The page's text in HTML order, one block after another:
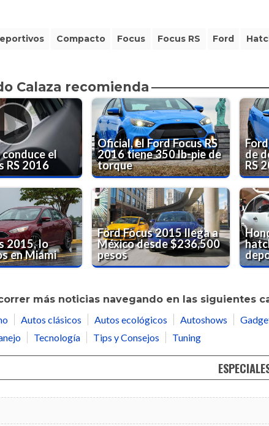
Compacto Focus Focus RS Ford
Calaza recomienda
el
RS 2016
Oficial, el Ford Focus RS
2016 tiene 350 lb-pie de
torque
de
RS
2015, lo
en Miami
Ford Focus 2015 llega a
México desde $236,500
pesos
más noticias navegando en las siguientes
Autos clásicos Autos ecológicos Autoshows
Tecnología Tips y Consejos Tuning